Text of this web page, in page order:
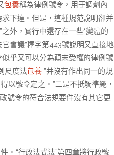
包養稱為律例號令，用于調劑內
下達。但是，這種規范說明卻并
外，實行中還存在一些“變體的
會議”釋字第443號說明又直接地
乎又可以分為顛末受權的律例號
尺度法包養 ”并沒有作出同一的規
以號令定之。”二是不抵觸準繩，
號令的符合法規要件沒有其它更
。“行政法式法”第四章將行政號